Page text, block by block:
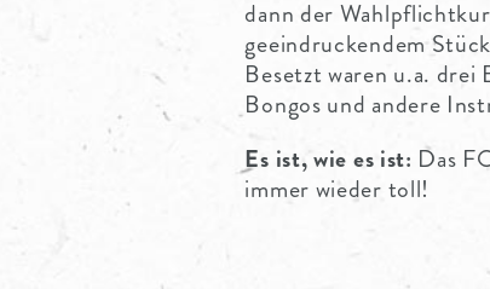
dann der
geeindruckendem
Besetzt waren u.a.
Bongos und andere
Es ist, wie es ist: Das
immer wieder toll!